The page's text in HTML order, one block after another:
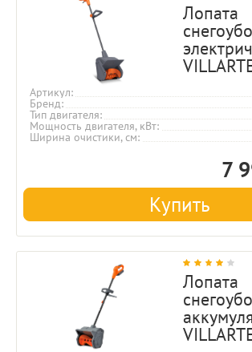
Лопата
Артикул
Бренд
Тип двигателя
Мощность двигателя, кВт
Ширина очистики, см
7
Купить
Лопата